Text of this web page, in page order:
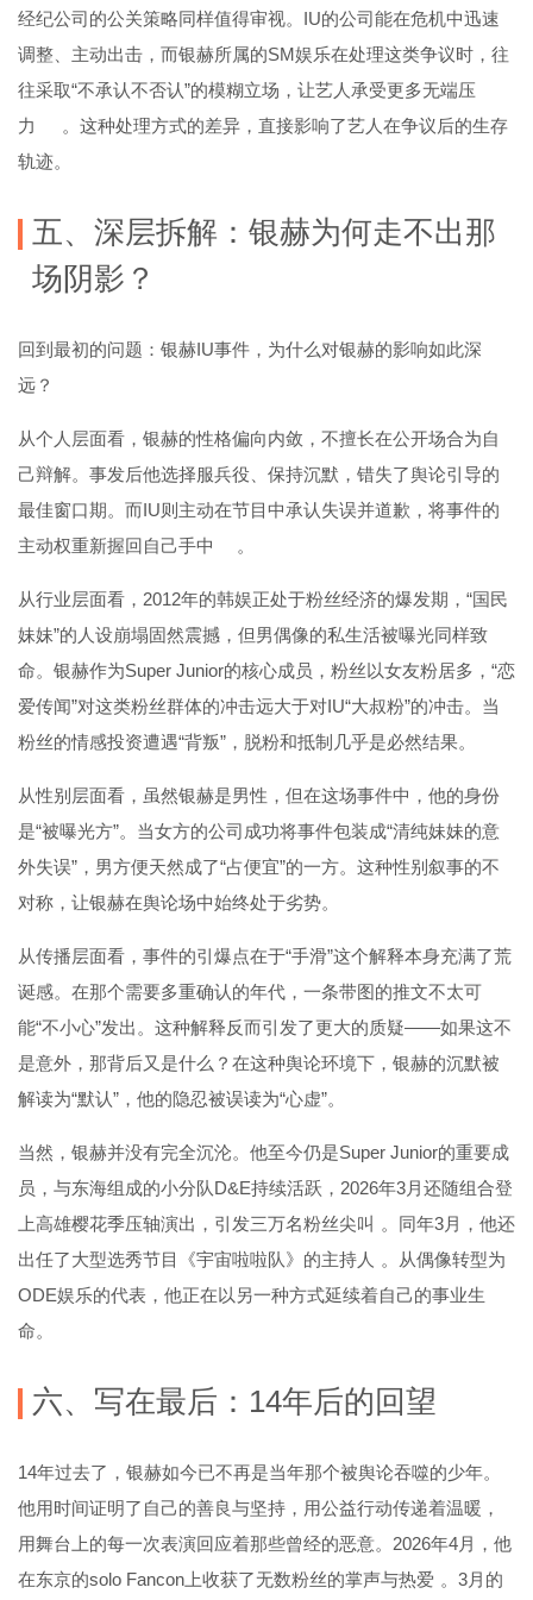
经纪公司的公关策略同样值得审视。IU的公司能在危机中迅速
调整、主动出击，而银赫所属的SM娱乐在处理这类争议时，往
往采取“不承认不否认”的模糊立场，让艺人承受更多无端压
力
。这种处理方式的差异，直接影响了艺人在争议后的生存
轨迹。
五、深层拆解：银赫为何走不出那
场阴影？
回到最初的问题：银赫IU事件，为什么对银赫的影响如此深
远？
从个人层面看，银赫的性格偏向内敛，不擅长在公开场合为自
己辩解。事发后他选择服兵役、保持沉默，错失了舆论引导的
最佳窗口期。而IU则主动在节目中承认失误并道歉，将事件的
主动权重新握回自己手中
。
从行业层面看，2012年的韩娱正处于粉丝经济的爆发期，“国民
妹妹”的人设崩塌固然震撼，但男偶像的私生活被曝光同样致
命。银赫作为Super Junior的核心成员，粉丝以女友粉居多，“恋
爱传闻”对这类粉丝群体的冲击远大于对IU“大叔粉”的冲击。当
粉丝的情感投资遭遇“背叛”，脱粉和抵制几乎是必然结果。
从性别层面看，虽然银赫是男性，但在这场事件中，他的身份
是“被曝光方”。当女方的公司成功将事件包装成“清纯妹妹的意
外失误”，男方便天然成了“占便宜”的一方。这种性别叙事的不
对称，让银赫在舆论场中始终处于劣势。
从传播层面看，事件的引爆点在于“手滑”这个解释本身充满了荒
诞感。在那个需要多重确认的年代，一条带图的推文不太可
能“不小心”发出。这种解释反而引发了更大的质疑——如果这不
是意外，那背后又是什么？在这种舆论环境下，银赫的沉默被
解读为“默认”，他的隐忍被误读为“心虚”。
当然，银赫并没有完全沉沦。他至今仍是Super Junior的重要成
员，与东海组成的小分队D&E持续活跃，2026年3月还随组合登
上高雄樱花季压轴演出，引发三万名粉丝尖叫 。同年3月，他还
出任了大型选秀节目《宇宙啦啦队》的主持人 。从偶像转型为
ODE娱乐的代表，他正在以另一种方式延续着自己的事业生
命。
六、写在最后：14年后的回望
14年过去了，银赫如今已不再是当年那个被舆论吞噬的少年。
他用时间证明了自己的善良与坚持，用公益行动传递着温暖，
用舞台上的每一次表演回应着那些曾经的恶意。2026年4月，他
在东京的solo Fancon上收获了无数粉丝的掌声与热爱 。3月的